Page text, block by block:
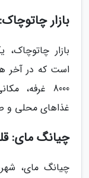
بازار
بازار
است که در آخر
8000
غذاهای محلی و
چیانگ مای:
چیانگ مای،